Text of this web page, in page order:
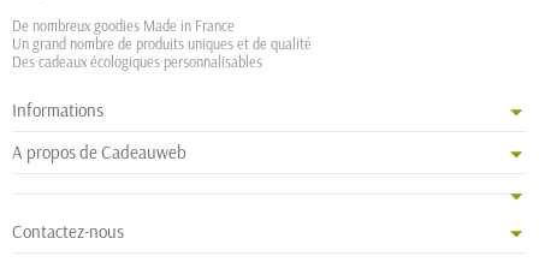
De nombreux goodies Made in France
Un grand nombre de produits uniques et de qualité
Des cadeaux écologiques personnalisables
Informations
A propos de Cadeauweb
Contactez-nous